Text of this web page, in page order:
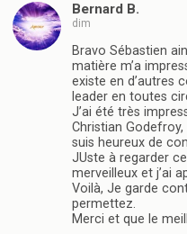
Bernard B.
dim
Bravo Sébastien
matière m’a
existe en d’autres
leader en toutes
J’ai été très
Christian
suis heureux de
JUste à regarder
merveilleux et j’ai
Voilà, Je garde
permettez.
Merci et que le